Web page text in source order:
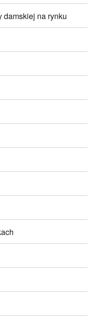
damskiej na rynku